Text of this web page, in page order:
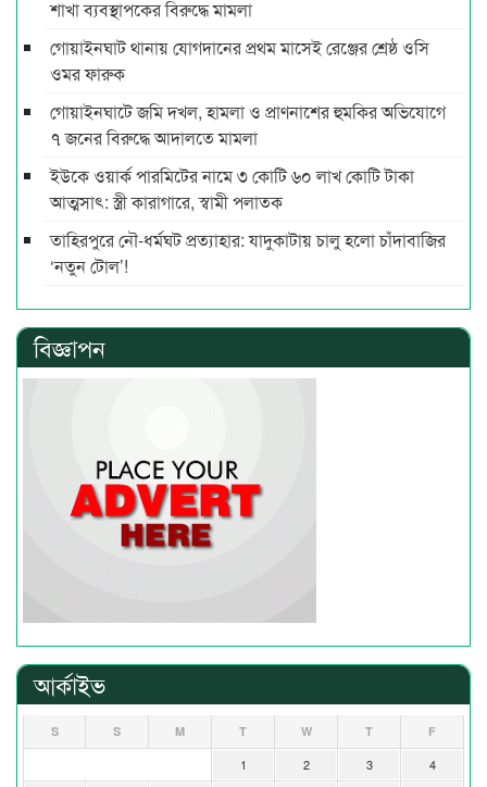
শাখা ব্যবস্থাপকের বিরুদ্ধে মামলা
গোয়াইনঘাট থানায় যোগদানের প্রথম মাসেই রেঞ্জের শ্রেষ্ঠ ওসি
ওমর ফারুক
গোয়াইনঘাটে জমি দখল, হামলা ও প্রাণনাশের হুমকির অভিযোগে
৭ জনের বিরুদ্ধে আদালতে মামলা
ইউকে ওয়ার্ক পারমিটের নামে ৩ কোটি ৬০ লাখ কোটি টাকা
আত্মসাৎ: স্ত্রী কারাগারে, স্বামী পলাতক
তাহিরপুরে নৌ-ধর্মঘট প্রত্যাহার: যাদুকাটায় চালু হলো চাঁদাবাজির
‘নতুন টোল’!
বিজ্ঞাপন
আর্কাইভ
S S M T W T F
1 2 3
4